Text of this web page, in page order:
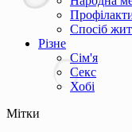
Спосіб
Різне
Сім'я
Секс
Хобі
Мітки